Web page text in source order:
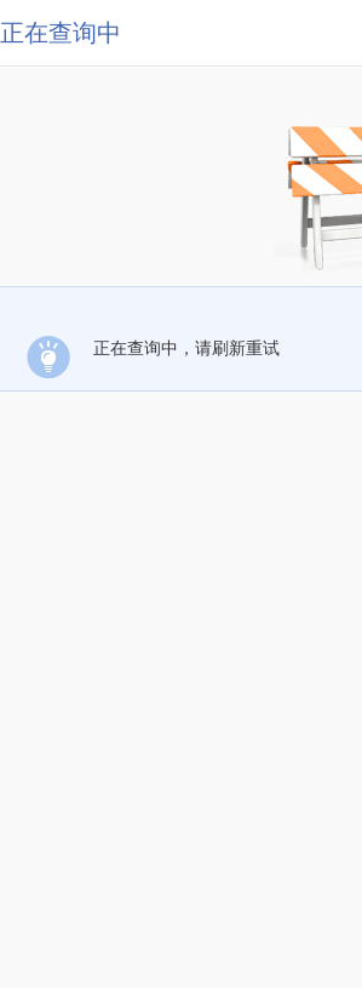
正在查询中
正在查询中，请刷新重试